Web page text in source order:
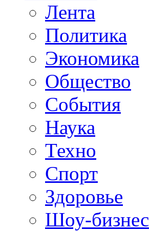
Лента
Политика
Экономика
Общество
События
Наука
Техно
Спорт
Здоровье
Шоу-бизнес